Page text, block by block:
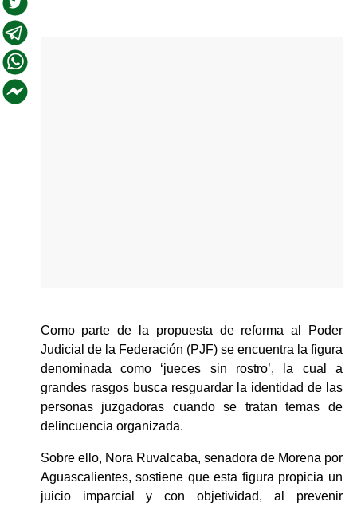
Como parte de la propuesta de reforma al Poder
Judicial de la Federación (PJF) se encuentra la figura
denominada como ‘jueces sin rostro’, la cual a
grandes rasgos busca resguardar la identidad de las
personas juzgadoras cuando se tratan temas de
delincuencia organizada.
Sobre ello, Nora Ruvalcaba, senadora de Morena por
Aguascalientes, sostiene que esta figura propicia un
juicio imparcial y con objetividad, al prevenir